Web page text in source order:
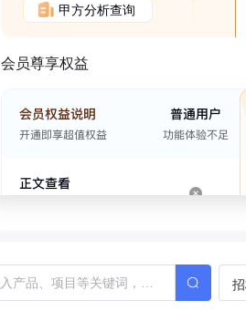
甲方分析查询
会员尊享权益